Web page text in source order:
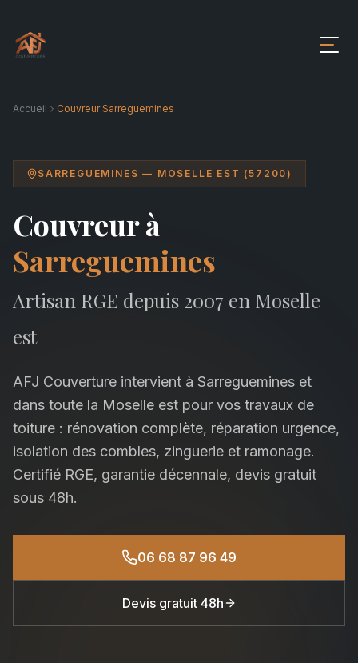
Accueil Couvreur Sarreguemines
SARREGUEMINES — MOSELLE EST (57200)
Couvreur à
Sarreguemines
Artisan RGE depuis 2007 en Moselle
est
AFJ Couverture intervient à Sarreguemines et
dans toute la Moselle est pour vos travaux de
toiture : rénovation complète, réparation urgence,
isolation des combles, zinguerie et ramonage.
Certifié RGE, garantie décennale, devis gratuit
sous 48h.
06 68 87 96 49
Devis gratuit 48h